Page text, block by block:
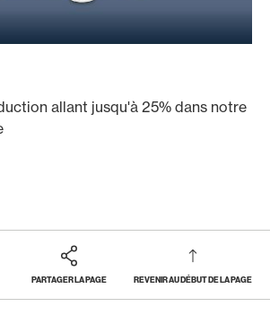
allant jusqu'à 25% dans notre
PARTAGER LA PAGE REVENIR AU DÉBUT DE LA PAGE